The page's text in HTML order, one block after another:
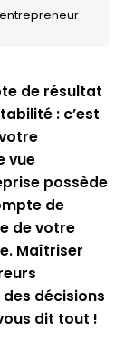
de résultat
: c’est
vue
possède
de
de votre
Maîtriser
décisions
dit tout !